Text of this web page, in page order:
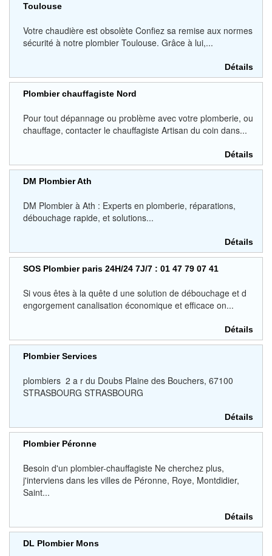
Toulouse
Votre chaudière est obsolète Confiez sa remise aux normes
sécurité à notre plombier Toulouse. Grâce à lui,...
Détails
Plombier chauffagiste Nord
Pour tout dépannage ou problème avec votre plomberie, ou
chauffage, contacter le chauffagiste Artisan du coin dans...
Détails
DM Plombier Ath
DM Plombier à Ath : Experts en plomberie, réparations,
débouchage rapide, et solutions...
Détails
SOS Plombier paris 24H/24 7J/7 : 01 47 79 07 41
Si vous êtes à la quête d une solution de débouchage et d
engorgement canalisation économique et efficace on...
Détails
Plombier Services
plombiers 2 a r du Doubs Plaine des Bouchers, 67100
STRASBOURG STRASBOURG
Détails
Plombier Péronne
Besoin d'un plombier-chauffagiste Ne cherchez plus,
j'interviens dans les villes de Péronne, Roye, Montdidier,
Saint...
Détails
DL Plombier Mons